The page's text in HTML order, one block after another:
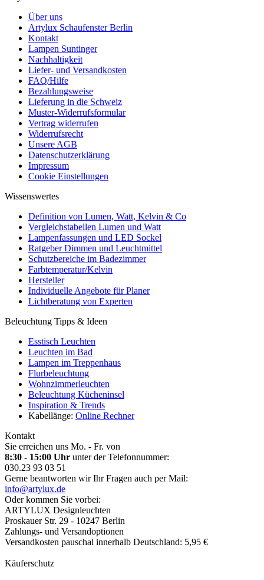
Über uns
Artylux Schaufenster Berlin
Kontakt
Lampen Suntinger
Nachhaltigkeit
Liefer- und Versandkosten
FAQ/Hilfe
Bezahlungsweise
Lieferung in die Schweiz
Muster-Widerrufsformular
Vertrag widerrufen
Widerrufsrecht
Unsere AGB
Datenschutzerklärung
Impressum
Cookie Einstellungen
Wissenswertes
Definition von Lumen, Watt, Kelvin & Co
Vergleichstabellen Lumen und Watt
Lampenfassungen und LED Sockel
Ratgeber Dimmen und Leuchtmittel
Schutzbereiche im Badezimmer
Farbtemperatur/Kelvin
Hersteller
Individuelle Angebote für Planer
Lichtberatung von Experten
Beleuchtung Tipps & Ideen
Esstisch Leuchten
Leuchten im Bad
Lampen im Treppenhaus
Flurbeleuchtung
Wohnzimmerleuchten
Beleuchtung Kücheninsel
Inspiration & Trends
Kabellänge: Online Rechner
Kontakt
Sie erreichen uns Mo. - Fr. von
8:30 - 15:00 Uhr unter der Telefonnummer:
030.23 93 03 51
Gerne beantworten wir Ihr Fragen auch per Mail:
info@artylux.de
Oder kommen Sie vorbei:
ARTYLUX Designleuchten
Proskauer Str. 29 - 10247 Berlin
Zahlungs- und Versandoptionen
Versandkosten pauschal innerhalb Deutschland: 5,95 €
Käuferschutz